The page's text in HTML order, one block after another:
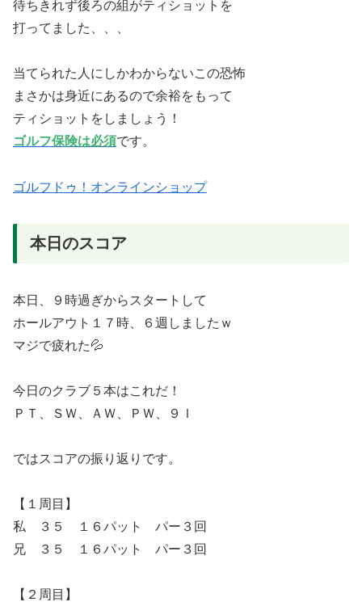
待ちきれず後ろの組がティショットを
打ってました、、、
当てられた人にしかわからないこの恐怖
まさかは身近にあるので余裕をもって
ティショットをしましょう！
ゴルフ保険は必須です。
ゴルフドゥ！オンラインショップ
本日のスコア
本日、９時過ぎからスタートして
ホールアウト１７時、６週しましたｗ
マジで疲れた💦
今日のクラブ５本はこれだ！
ＰＴ、ＳＷ、ＡＷ、ＰＷ、９Ｉ
ではスコアの振り返りです。
【１周目】
私 ３５ １６パット パー３回
兄 ３５ １６パット パー３回
【２周目】